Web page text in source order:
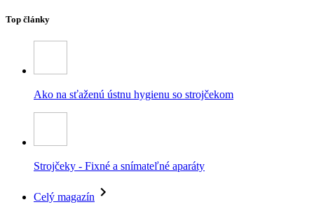
Top články
Ako na sťaženú ústnu hygienu so strojčekom
Strojčeky - Fixné a snímateľné aparáty
Celý magazín